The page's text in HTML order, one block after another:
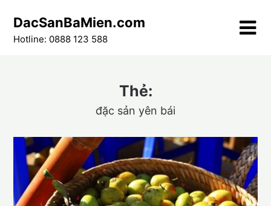
content
DacSanBaMien.com
Hotline: 0888 123 588
Thẻ:
đặc sản yên bái